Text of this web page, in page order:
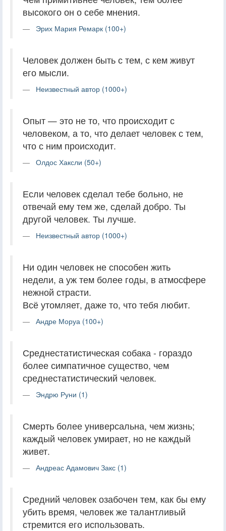
высокого он о себе мнения.
Эрих Мария Ремарк (100+)
Человек должен быть с тем, с кем живут
его мысли.
Неизвестный автор (1000+)
Опыт — это не то, что происходит с
человеком, а то, что делает человек с тем,
что с ним происходит.
Олдос Хаксли (50+)
Если человек сделал тебе больно, не
отвечай ему тем же, сделай добро. Ты
другой человек. Ты лучше.
Неизвестный автор (1000+)
Ни один человек не способен жить
недели, а уж тем более годы, в атмосфере
нежной страсти.
Всё утомляет, даже то, что тебя любит.
Андре Моруа (100+)
Среднестатистическая собака - гораздо
более симпатичное существо, чем
среднестатистический человек.
Эндрю Руни (1)
Смерть более универсальна, чем жизнь;
каждый человек умирает, но не каждый
живет.
Андреас Адамович Закс (1)
Средний человек озабочен тем, как бы ему
убить время, человек же талантливый
стремится его использовать.